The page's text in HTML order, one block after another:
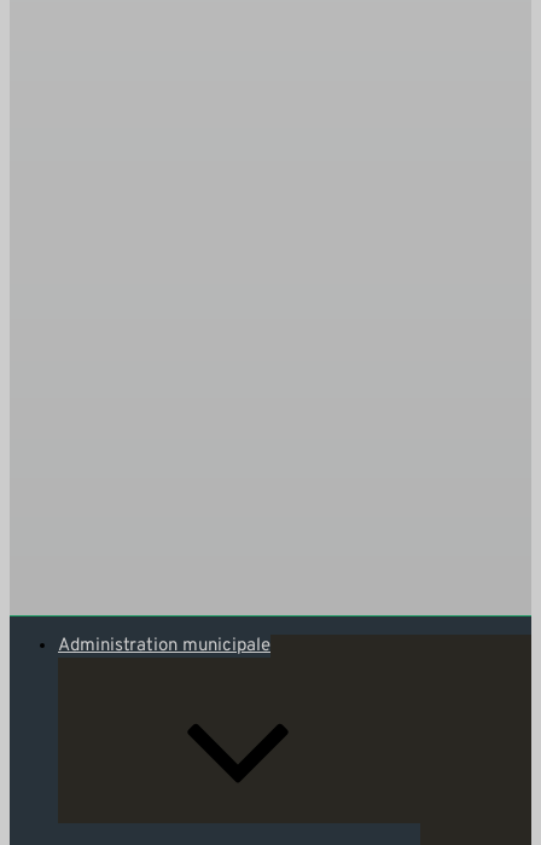
Administration municipale